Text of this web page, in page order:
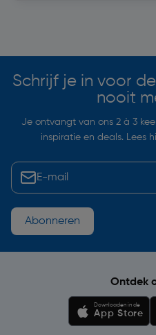
Schrijf je in voor
nooit
Je ontvangt van ons 2 à 3
inspiratie en deals. Lees
Abonneren
Ontdek
Downloaden in de
App Store